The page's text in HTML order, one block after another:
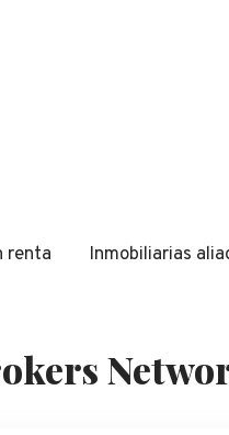
renta Inmobiliarias